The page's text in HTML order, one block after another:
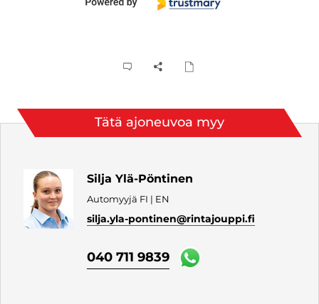
Tätä ajoneuvoa myy
Silja Ylä-Pöntinen
Automyyjä FI | EN
silja.yla-pontinen@rintajouppi.fi
040 711 9839